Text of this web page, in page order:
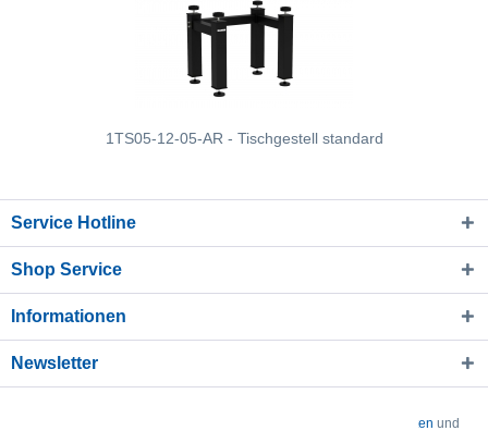
1TS05-12-05-AR - Tischgestell standard
Service Hotline
Shop Service
Informationen
Newsletter
Versandkosten und